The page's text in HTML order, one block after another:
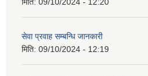
सेवा प्रवाह सम्बन्धि जानकारी
मिति: 09/10/2024 - 12:19